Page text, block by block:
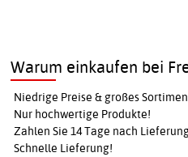
Warum einkaufen bei
Niedrige Preise & großes
Nur hochwertige Produkte!
Zahlen Sie 14 Tage nach
Schnelle Lieferung!